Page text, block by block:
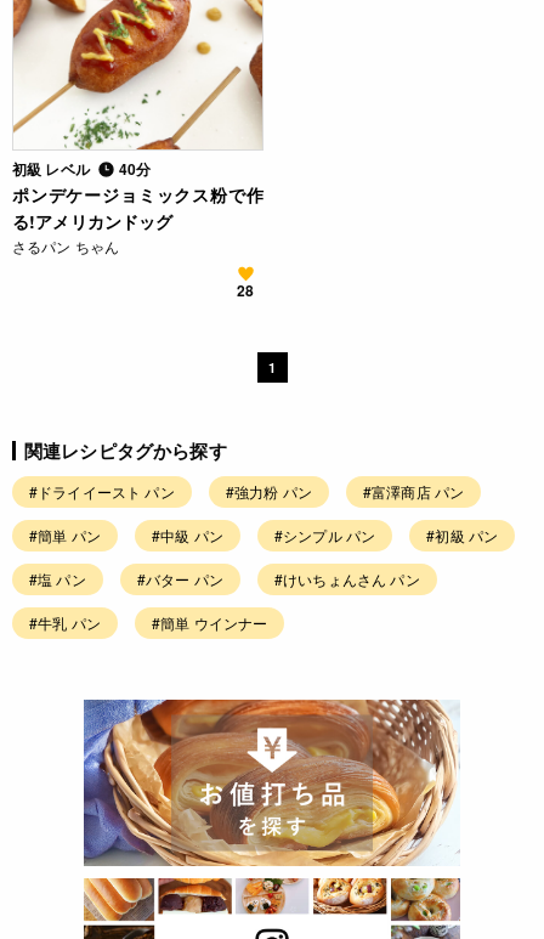
初級 レベル 40分
ポンデケージョミックス粉で作
る!アメリカンドッグ
さるパン ちゃん
28
1
関連レシピタグから探す
#ドライイースト パン #強力粉 パン #富澤商店 パン
#簡単 パン #中級 パン #シンプル パン #初級 パン
#塩 パン #バター パン #けいちょんさん パン
#牛乳 パン #簡単 ウインナー